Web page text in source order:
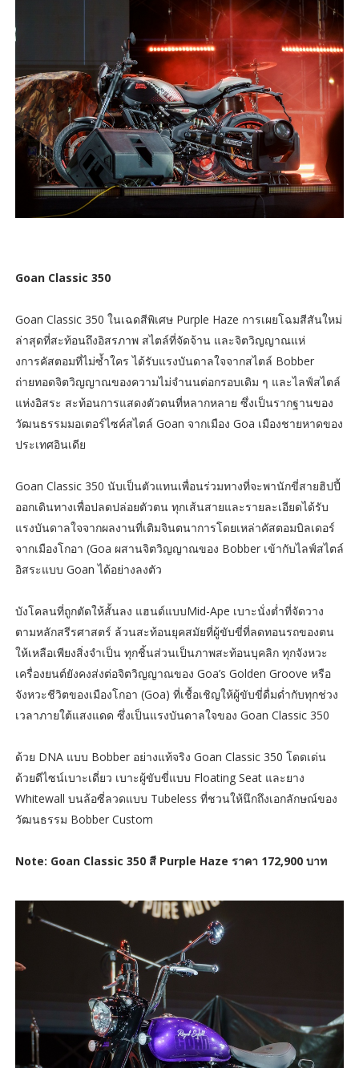
Goan Classic 350
Goan Classic 350 ในเฉดสีพิเศษ Purple Haze การเผยโฉมสีสันใหม่
ล่าสุดที่สะท้อนถึงอิสรภาพ สไตล์ที่จัดจ้าน และจิตวิญญาณแห่
งการคัสตอมที่ไม่ซ้ำใคร ได้รับแรงบันดาลใจจากสไตล์ Bobber
ถ่ายทอดจิตวิญญาณของความไม่จำนนต่อกรอบเดิม ๆ และไลฟ์สไตล์
แห่งอิสระ สะท้อนการแสดงตัวตนที่หลากหลาย ซึ่งเป็นรากฐานของ
วัฒนธรรมมอเตอร์ไซค์สไตล์ Goan จากเมือง Goa เมืองชายหาดของ
ประเทศอินเดีย
Goan Classic 350 นับเป็นตัวแทนเพื่อนร่วมทางที่จะพานักขี่สายฮิปปี้
ออกเดินทางเพื่อปลดปล่อยตัวตน ทุกเส้นสายและรายละเอียดได้รับ
แรงบันดาลใจจากผลงานที่เติมจินตนาการโดยเหล่าคัสตอมบิลเดอร์
จากเมืองโกอา (Goa ผสานจิตวิญญาณของ Bobber เข้ากับไลฟ์สไตล์
อิสระแบบ Goan ได้อย่างลงตัว
บังโคลนที่ถูกตัดให้สั้นลง แฮนด์แบบMid-Ape เบาะนั่งต่ำที่จัดวาง
ตามหลักสรีรศาสตร์ ล้วนสะท้อนยุคสมัยที่ผู้ขับขี่ที่ลดทอนรถของตน
ให้เหลือเพียงสิ่งจำเป็น ทุกชิ้นส่วนเป็นภาพสะท้อนบุคลิก ทุกจังหวะ
เครื่องยนต์ยังคงส่งต่อจิตวิญญาณของ Goa’s Golden Groove หรือ
จังหวะชีวิตของเมืองโกอา (Goa) ที่เชื้อเชิญให้ผู้ขับขี่ดื่มด่ำกับทุกช่วง
เวลาภายใต้แสงแดด ซึ่งเป็นแรงบันดาลใจของ Goan Classic 350
ด้วย DNA แบบ Bobber อย่างแท้จริง Goan Classic 350 โดดเด่น
ด้วยดีไซน์เบาะเดี่ยว เบาะผู้ขับขี่แบบ Floating Seat และยาง
Whitewall บนล้อซี่ลวดแบบ Tubeless ที่ชวนให้นึกถึงเอกลักษณ์ของ
วัฒนธรรม Bobber Custom
Note: Goan Classic 350 สี Purple Haze ราคา 172,900 บาท